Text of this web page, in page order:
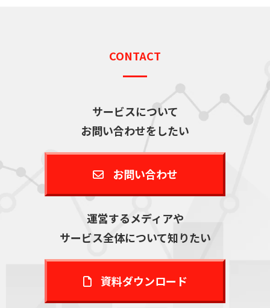
CONTACT
サービスについて
お問い合わせをしたい
お問い合わせ
運営するメディアや
サービス全体について知りたい
資料ダウンロード